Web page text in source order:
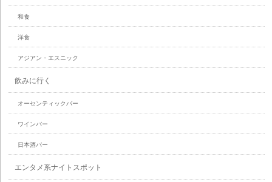
和食
洋食
アジアン・エスニック
飲みに行く
オーセンティックバー
ワインバー
日本酒バー
エンタメ系ナイトスポット